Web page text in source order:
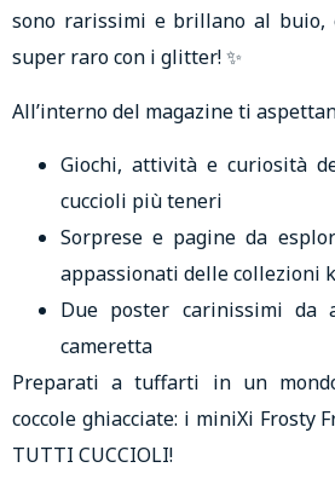
sono rarissimi e brillano al buio,
super raro con i glitter! ✨
All’interno del magazine ti
Giochi, attività e curiosità
cuccioli più teneri
Sorprese e pagine da
appassionati delle collezioni
Due poster carinissimi da
cameretta
Preparati a tuffarti in un
coccole ghiacciate: i miniXi Frosty
TUTTI CUCCIOLI!